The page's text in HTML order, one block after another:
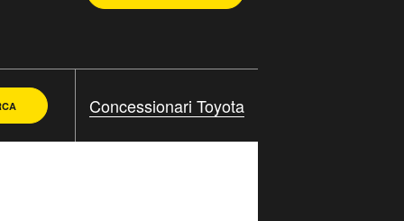
Concessionari Toyota